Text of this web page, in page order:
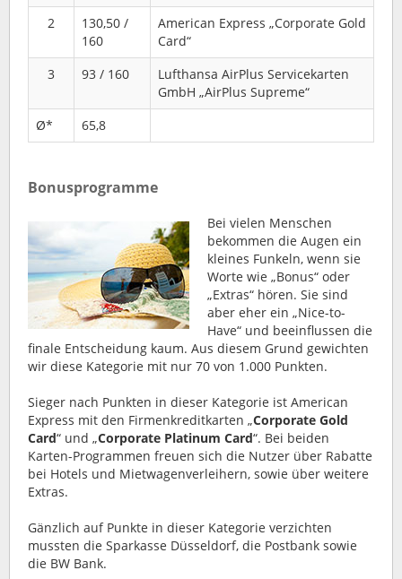
2
130,50 /
160
American Express „Corporate Gold
Card“
3
93 / 160
Lufthansa AirPlus Servicekarten
GmbH „AirPlus Supreme“
Ø*
65,8
Bonusprogramme
Bei vielen Menschen
bekommen die Augen ein
kleines Funkeln, wenn sie
Worte wie „Bonus“ oder
„Extras“ hören. Sie sind
aber eher ein „Nice-to-
Have“ und beeinflussen die
finale Entscheidung kaum. Aus diesem Grund gewichten
wir diese Kategorie mit nur 70 von 1.000 Punkten.
Sieger nach Punkten in dieser Kategorie ist American
Express mit den Firmenkreditkarten „Corporate Gold
Card“ und „Corporate Platinum Card“. Bei beiden
Karten-Programmen freuen sich die Nutzer über Rabatte
bei Hotels und Mietwagenverleihern, sowie über weitere
Extras.
Gänzlich auf Punkte in dieser Kategorie verzichten
mussten die Sparkasse Düsseldorf, die Postbank sowie
die BW Bank.